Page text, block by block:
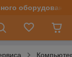
оборудования